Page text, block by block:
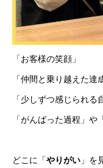
「お客様の笑顔」
「仲間と乗り越えた達
「少しずつ感じられる
「がんばった過程」や
どこに「やりがい 」を